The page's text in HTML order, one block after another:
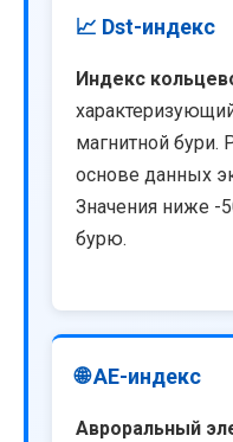
📈 Dst-индекс
Индекс
магнитной бури.
основе данных
Значения ниже -
бурю.
🌐 AE-индекс
Авроральный